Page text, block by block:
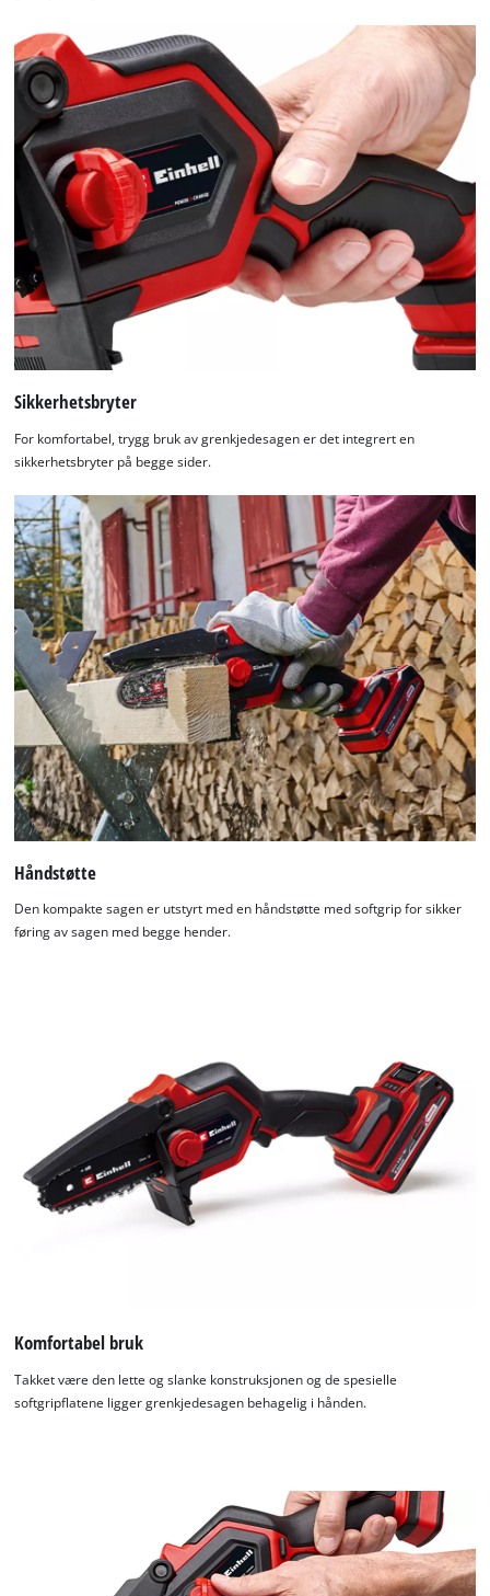
Sikkerhetsbryter
For komfortabel, trygg bruk av grenkjedesagen er det integrert en
sikkerhetsbryter på begge sider.
Håndstøtte
Den kompakte sagen er utstyrt med en håndstøtte med softgrip for sikker
føring av sagen med begge hender.
Komfortabel bruk
Takket være den lette og slanke konstruksjonen og de spesielle
softgripflatene ligger grenkjedesagen behagelig i hånden.